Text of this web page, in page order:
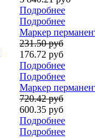
Подробнее
Подробнее
Маркер
231.50 руб
176.72 руб
Подробнее
Подробнее
Маркер
720.42 руб
600.35 руб
Подробнее
Подробнее